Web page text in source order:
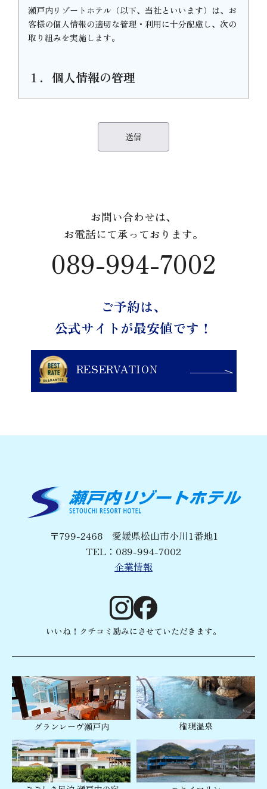
瀬戸内リゾートホテル（以下、当社といいます）は、お
客様の個人情報の適切な管理・利用に十分配慮し、次の
取り組みを実施します。
１．個人情報の管理
当社は、お客様の個人情報について、管理責任者を任命
個人情報管理責任者 代表取締役 那須 泰泉
当社は、お客様からお名前・ご住所・電話番号・Eメー
ルアドレスなどの個人情報をご提供いただく場合は、あ
らかじめ利用目的やお問い合わせの窓口などをお知らせ
し、適切な範囲内でお客様の個人情報を収集させていた
だきます。
（１）お名前、フリガナ
（２）お電話番号
（４）ご予約情報
（５）当サイトとのお取引履歴およびその内容
（６）その他お問い合わせ内容
は、以下の目的のみに使用いたします。
（１）宿泊業務受付管理
（２）お支払いの処理および管理を行うため、銀行振
（３）会員・顧客名簿管理
（４）ご提供サービスに関する、ダイレクトメール等
サービスなどの対応を行うため
（６）お荷物やお土産等の受け取り・預かり管理
（７）お客様からのお問い合わせに対応するため
（８）その他ホテル業務に必要な業務
４．第三者への提供・開示の禁止
当社がお預かりする個人情報は、以下の場合を除き、第
三者に開示・提供いたしません。
（１）お客様の同意、承諾を得た場合
（２）法令等に基づく開示・提供が必要な場合
（３）人の生命、身体または財産保護の為に必要な場
合
（４）業務の委託を行う場合（宿泊業務、お荷物・お
お問い合わせは、
お電話にて承っております。
089-994-7002
ご予約は、
公式サイトが最安値です！
RESERVATION
〒799-2468 愛媛県松山市小川1番地1
TEL： 089-994-7002
企業情報
いいね！クチコミ励みにさせていただきます。
グランレーヴ瀬戸内 権現温泉